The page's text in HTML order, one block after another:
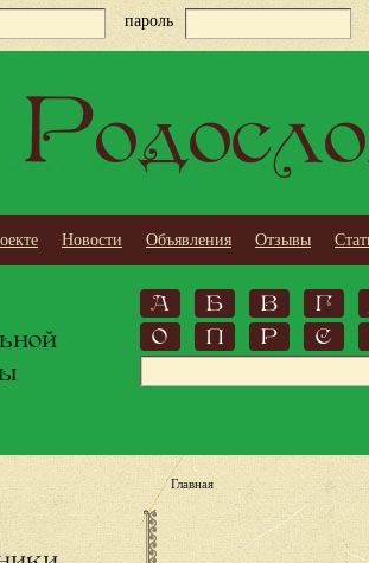
пароль
Новости Объявления Отзывы
А Б В
Г
О
П Р С
Главная